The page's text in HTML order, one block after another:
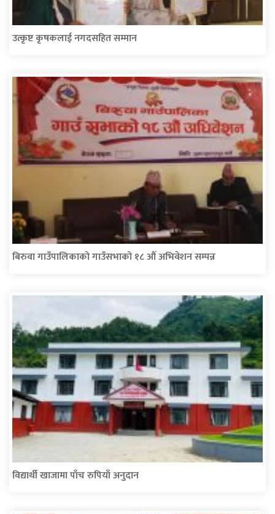
उत्कृष्ट कृषकलाई नगदसहित सम्मान
बिरुवा गाउँपालिकाको गाउँसभाको १८ औं अभिवेशन सम्पन्न
विद्यार्थी खाजामा पाँच रुपियाँ अनुदान